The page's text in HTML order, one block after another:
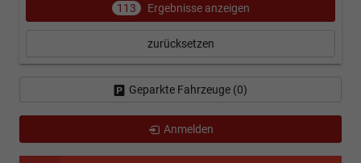
113 Ergebnisse anzeigen
zurücksetzen
Geparkte Fahrzeuge (0)
Anmelden